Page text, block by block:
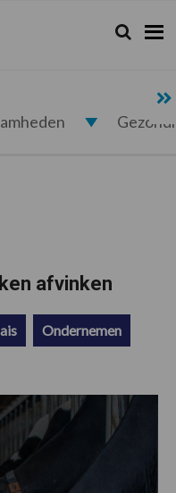
Zoeken...
Zoek
afvinken
Ondernemen